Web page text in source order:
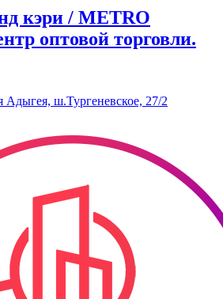
кэри / METRO
оптовой торговли.
Адыгея, ш.Тургеневское, 27/2